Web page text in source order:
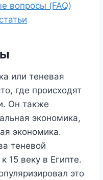
вопросы (FAQ)
или теневая
где происходят
Он также
экономика,
экономика.
теневой
15 веку в Египте.
это